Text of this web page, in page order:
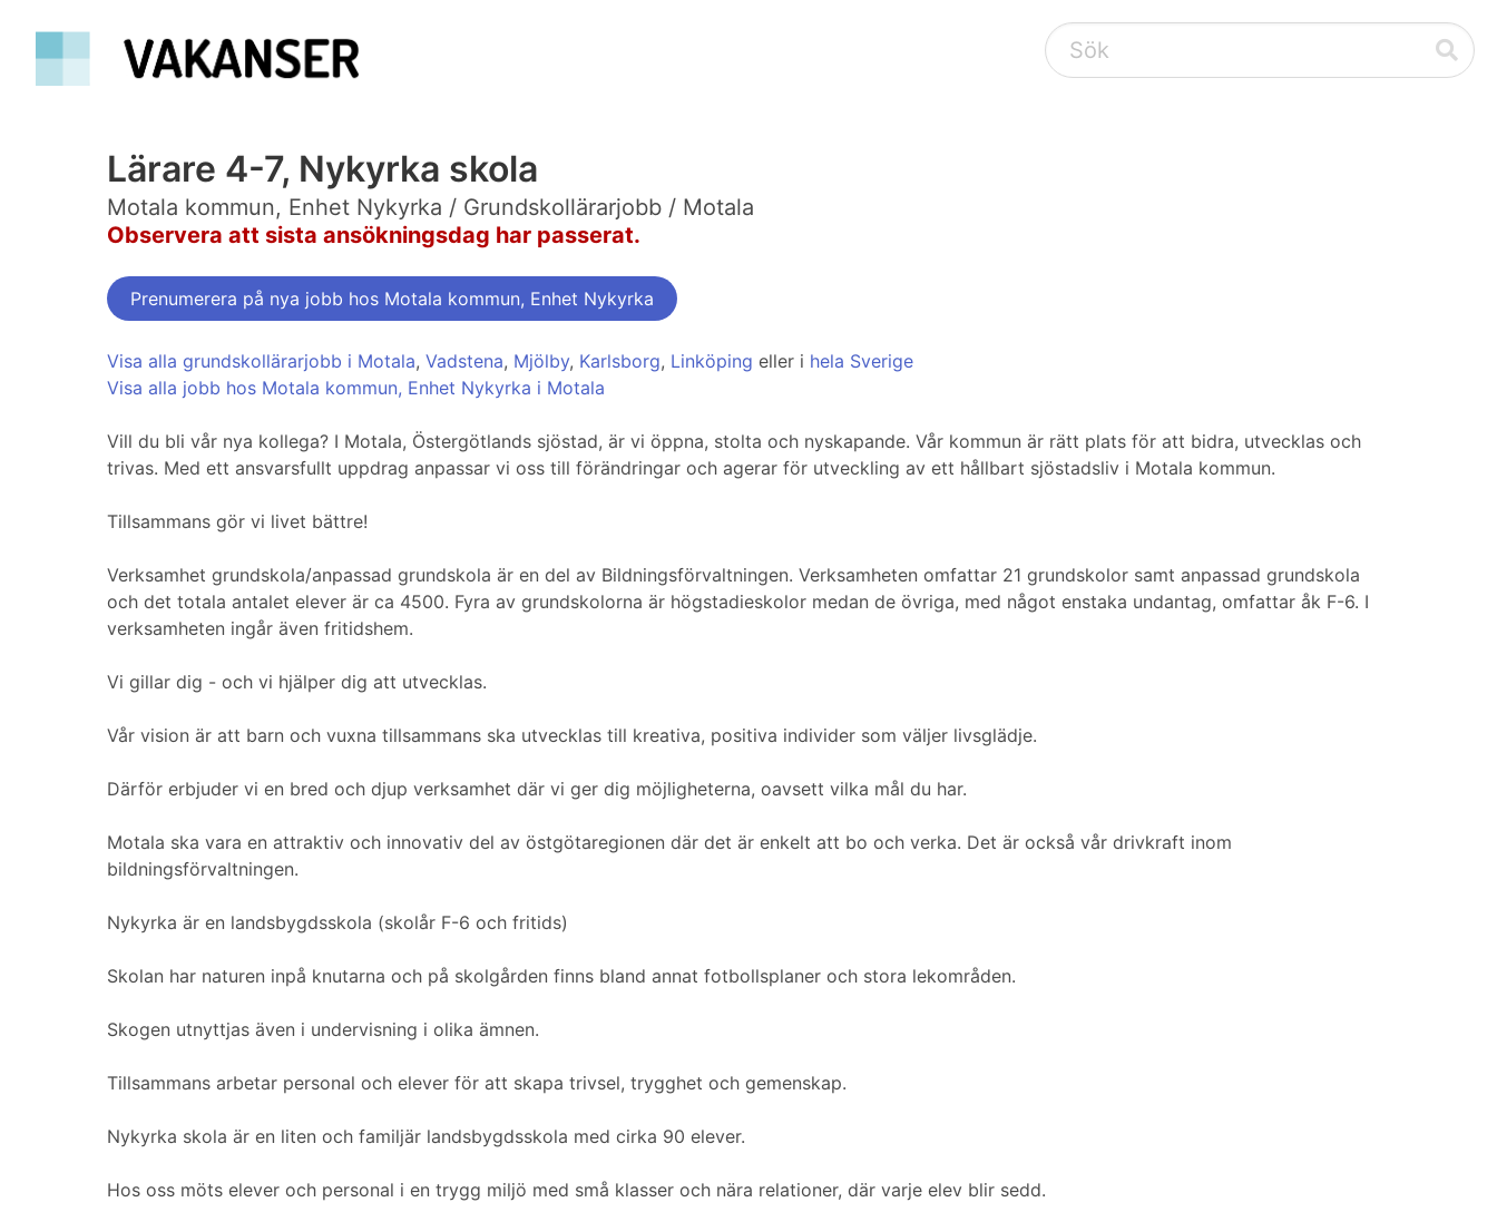
Lärare 4-7, Nykyrka skola
Motala kommun, Enhet Nykyrka / Grundskollärarjobb / Motala
Observera att sista ansökningsdag har passerat.
Prenumerera på nya jobb hos Motala kommun, Enhet Nykyrka
Visa alla grundskollärarjobb i Motala, Vadstena, Mjölby, Karlsborg, Linköping eller i hela Sverige
Visa alla jobb hos Motala kommun, Enhet Nykyrka i Motala
Vill du bli vår nya kollega? I Motala, Östergötlands sjöstad, är vi öppna, stolta och nyskapande. Vår kommun är rätt plats för att bidra, utvecklas och
trivas. Med ett ansvarsfullt uppdrag anpassar vi oss till förändringar och agerar för utveckling av ett hållbart sjöstadsliv i Motala kommun.
Tillsammans gör vi livet bättre!
Verksamhet grundskola/anpassad grundskola är en del av Bildningsförvaltningen. Verksamheten omfattar 21 grundskolor samt anpassad grundskola
och det totala antalet elever är ca 4500. Fyra av grundskolorna är högstadieskolor medan de övriga, med något enstaka undantag, omfattar åk F-6. I
verksamheten ingår även fritidshem.
Vi gillar dig - och vi hjälper dig att utvecklas.
Vår vision är att barn och vuxna tillsammans ska utvecklas till kreativa, positiva individer som väljer livsglädje.
Därför erbjuder vi en bred och djup verksamhet där vi ger dig möjligheterna, oavsett vilka mål du har.
Motala ska vara en attraktiv och innovativ del av östgötaregionen där det är enkelt att bo och verka. Det är också vår drivkraft inom
bildningsförvaltningen.
Nykyrka är en landsbygdsskola (skolår F-6 och fritids)
Skolan har naturen inpå knutarna och på skolgården finns bland annat fotbollsplaner och stora lekområden.
Skogen utnyttjas även i undervisning i olika ämnen.
Tillsammans arbetar personal och elever för att skapa trivsel, trygghet och gemenskap.
Nykyrka skola är en liten och familjär landsbygdsskola med cirka 90 elever.
Hos oss möts elever och personal i en trygg miljö med små klasser och nära relationer, där varje elev blir sedd.